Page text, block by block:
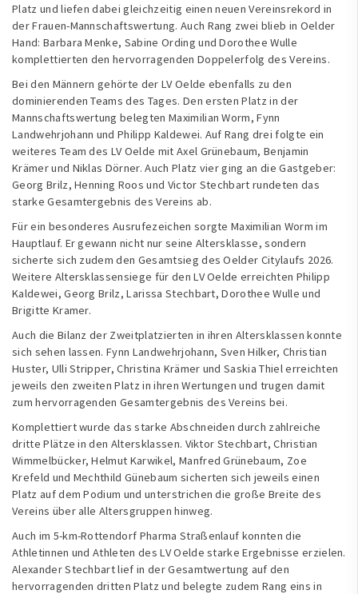
Platz und liefen dabei gleichzeitig einen neuen Vereinsrekord in
der Frauen-Mannschaftswertung. Auch Rang zwei blieb in Oelder
Hand: Barbara Menke, Sabine Ording und Dorothee Wulle
komplettierten den hervorragenden Doppelerfolg des Vereins.
Bei den Männern gehörte der LV Oelde ebenfalls zu den
dominierenden Teams des Tages. Den ersten Platz in der
Mannschaftswertung belegten Maximilian Worm, Fynn
Landwehrjohann und Philipp Kaldewei. Auf Rang drei folgte ein
weiteres Team des LV Oelde mit Axel Grünebaum, Benjamin
Krämer und Niklas Dörner. Auch Platz vier ging an die Gastgeber:
Georg Brilz, Henning Roos und Victor Stechbart rundeten das
starke Gesamtergebnis des Vereins ab.
Für ein besonderes Ausrufezeichen sorgte Maximilian Worm im
Hauptlauf. Er gewann nicht nur seine Altersklasse, sondern
sicherte sich zudem den Gesamtsieg des Oelder Citylaufs 2026.
Weitere Altersklassensiege für den LV Oelde erreichten Philipp
Kaldewei, Georg Brilz, Larissa Stechbart, Dorothee Wulle und
Brigitte Kramer.
Auch die Bilanz der Zweitplatzierten in ihren Altersklassen konnte
sich sehen lassen. Fynn Landwehrjohann, Sven Hilker, Christian
Huster, Ulli Stripper, Christina Krämer und Saskia Thiel erreichten
jeweils den zweiten Platz in ihren Wertungen und trugen damit
zum hervorragenden Gesamtergebnis des Vereins bei.
Komplettiert wurde das starke Abschneiden durch zahlreiche
dritte Plätze in den Altersklassen. Viktor Stechbart, Christian
Wimmelbücker, Helmut Karwikel, Manfred Grünebaum, Zoe
Krefeld und Mechthild Günebaum sicherten sich jeweils einen
Platz auf dem Podium und unterstrichen die große Breite des
Vereins über alle Altersgruppen hinweg.
Auch im 5-km-Rottendorf Pharma Straßenlauf konnten die
Athletinnen und Athleten des LV Oelde starke Ergebnisse erzielen.
Alexander Stechbart lief in der Gesamtwertung auf den
hervorragenden dritten Platz und belegte zudem Rang eins in